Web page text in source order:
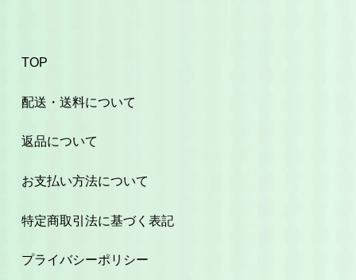
TOP
配送・送料について
返品について
お支払い方法について
特定商取引法に基づく表記
プライバシーポリシー